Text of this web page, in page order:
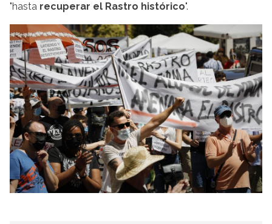
"hasta recuperar el Rastro histórico".